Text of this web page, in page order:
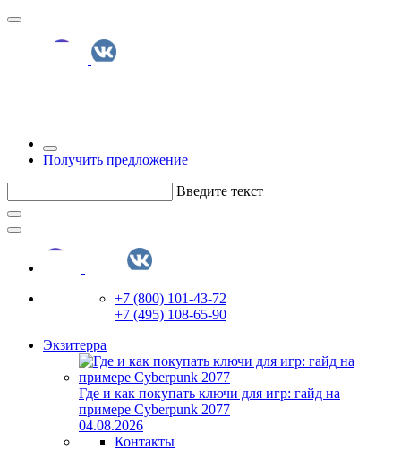
Получить предложение
Введите текст
+7 (800) 101-43-72
+7 (495) 108-65-90
Экзитерра
Где и как покупать ключи для игр: гайд на
примере Cyberpunk 2077
04.08.2026
Контакты